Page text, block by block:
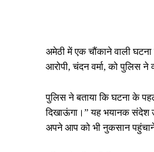
अमेठी में एक चौंकाने वाली घटना
आरोपी, चंदन वर्मा, को पुलिस ने
पुलिस ने बताया कि घटना के
दिखाऊंगा।” यह भयानक संदेश
अपने आप को भी नुकसान पहुंचाने